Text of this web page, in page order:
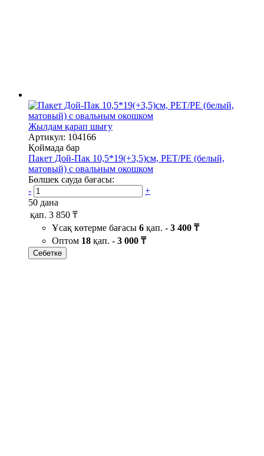
Жылдам қарап шығу
Артикул: 104166
Қоймада бар
Пакет Дой-Пак 10,5*19(+3,5)см, PET/PE (белый,
матовый) с овальным окошком
Бөлшек сауда бағасы:
-
+
50 дана
қап. 3 850 ₸
Ұсақ көтерме бағасы 6 қап. - 3 400 ₸
Оптом 18 қап. - 3 000 ₸
Себетке